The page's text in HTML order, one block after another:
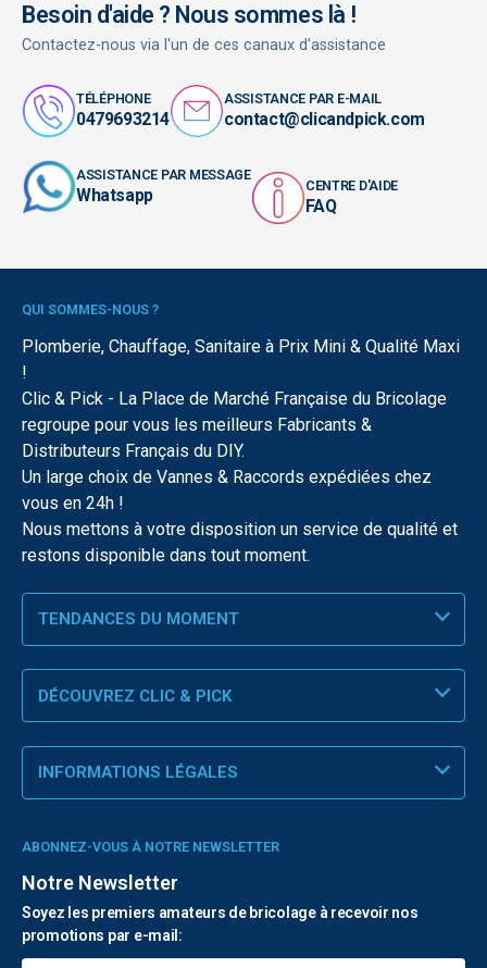
Besoin d'aide ? Nous sommes là !
Contactez-nous via l'un de ces canaux d'assistance
TÉLÉPHONE
0479693214
ASSISTANCE PAR E-MAIL
contact@clicandpick.com
ASSISTANCE PAR MESSAGE
Whatsapp CENTRE D'AIDE
FAQ
QUI SOMMES-NOUS ?
Plomberie, Chauffage, Sanitaire à Prix Mini & Qualité Maxi
!
Clic & Pick - La Place de Marché Française du Bricolage
regroupe pour vous les meilleurs Fabricants &
Distributeurs Français du DIY.
Un large choix de Vannes & Raccords expédiées chez
vous en 24h !
Nous mettons à votre disposition un service de qualité et
restons disponible dans tout moment.
TENDANCES DU MOMENT
DÉCOUVREZ CLIC & PICK
INFORMATIONS LÉGALES
ABONNEZ-VOUS À NOTRE NEWSLETTER
Notre Newsletter
Soyez les premiers amateurs de bricolage à recevoir nos
promotions par e-mail: